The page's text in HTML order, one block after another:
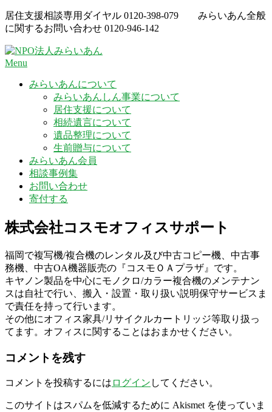
Skip
to
content
居住支援相談専用ダイヤル 0120-398-079
みらいあん全般
に関するお問い合わせ 0120-946-142
Menu
みらいあんについて
みらいあんしん事業について
居住支援について
相続遺言について
遺品整理について
生前贈与について
みらいあん会員
相談事例集
お問い合わせ
寄付する
株式会社コスモオフィスサポート
福岡で複写機/複合機のレンタル及び中古コピー機、中古事
務機、中古OA機器販売の『コスモＯＡプラザ』です。
キヤノン製品を中心にモノクロ/カラー複合機のメンテナン
スは自社で行い、搬入・設置・取り扱い説明保守サービスま
で責任を持って行います。
その他にオフィス家具/リサイクルカートリッジ等取り扱っ
てます。オフィスに関することはおまかせください。
コメントを残す
コメントを投稿するには ログイン してください。
このサイトはスパムを低減するために Akismet を使っていま